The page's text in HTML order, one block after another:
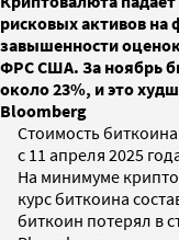
рисковых активов на
завышенности
ФРС США. За ноябрь
около 23%, и это
Bloomberg
Стоимость
с 11 апреля 2025
На минимуме
курс биткоина
биткоин потерял в